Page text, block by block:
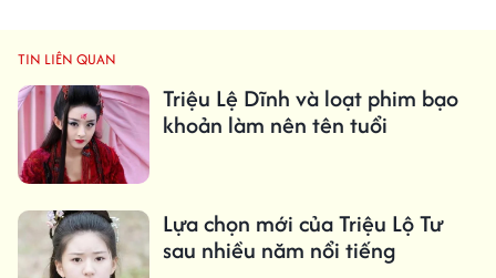
TIN LIÊN QUAN
Triệu Lệ Dĩnh và loạt phim bạo
khoản làm nên tên tuổi
Lựa chọn mới của Triệu Lộ Tư
sau nhiều năm nổi tiếng